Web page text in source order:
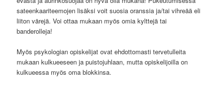
sateenkaariteemojen lisäksi voit suosia oranssia ja/tai vihreää eli
liiton värejä. Voi ottaa mukaan myös omia kylttejä tai
banderolleja!
Myös psykologian opiskelijat ovat ehdottomasti tervetulleita
mukaan kulkueeseen ja puistojuhlaan, mutta opiskelijoilla on
kulkueessa myös oma blokkinsa.